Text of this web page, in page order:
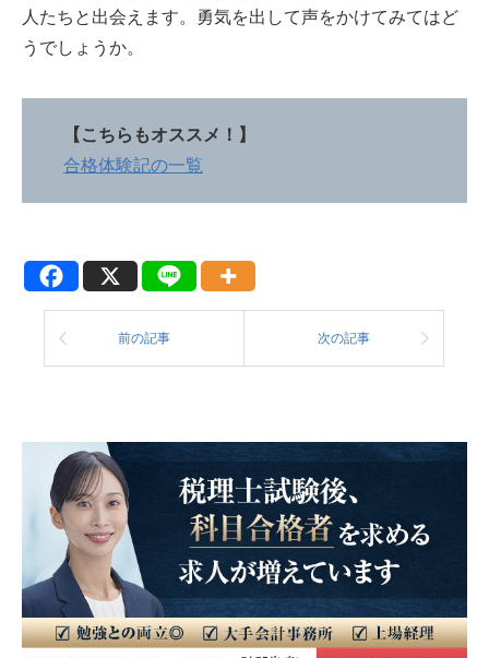
人たちと出会えます。勇気を出して声をかけてみてはど
うでしょうか。
【こちらもオススメ！】
合格体験記の一覧
前の記事 次の記事